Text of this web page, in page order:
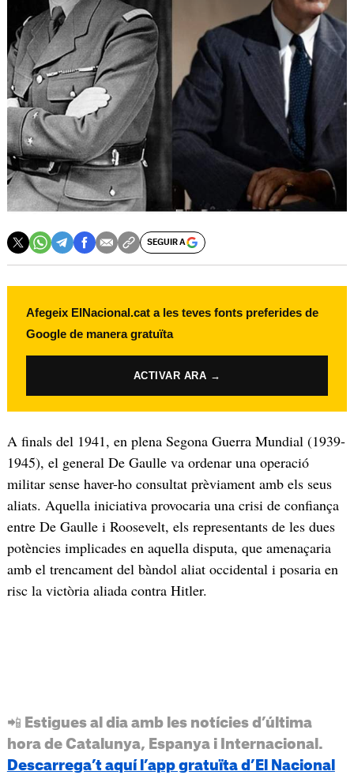
SEGUIR A
Afegeix ElNacional.cat a les teves fonts preferides de
Google de manera gratuïta
ACTIVAR ARA →
A finals del 1941, en plena Segona Guerra Mundial (1939-
1945), el general De Gaulle va ordenar una operació
militar sense haver-ho consultat prèviament amb els seus
aliats. Aquella iniciativa provocaria una crisi de confiança
entre De Gaulle i Roosevelt, els representants de les dues
potències implicades en aquella disputa, que amenaçaria
amb el trencament del bàndol aliat occidental i posaria en
risc la victòria aliada contra Hitler.
📲 Estigues al dia amb les notícies d’última
hora de Catalunya, Espanya i Internacional.
Descarrega’t aquí l’app gratuïta d’El Nacional